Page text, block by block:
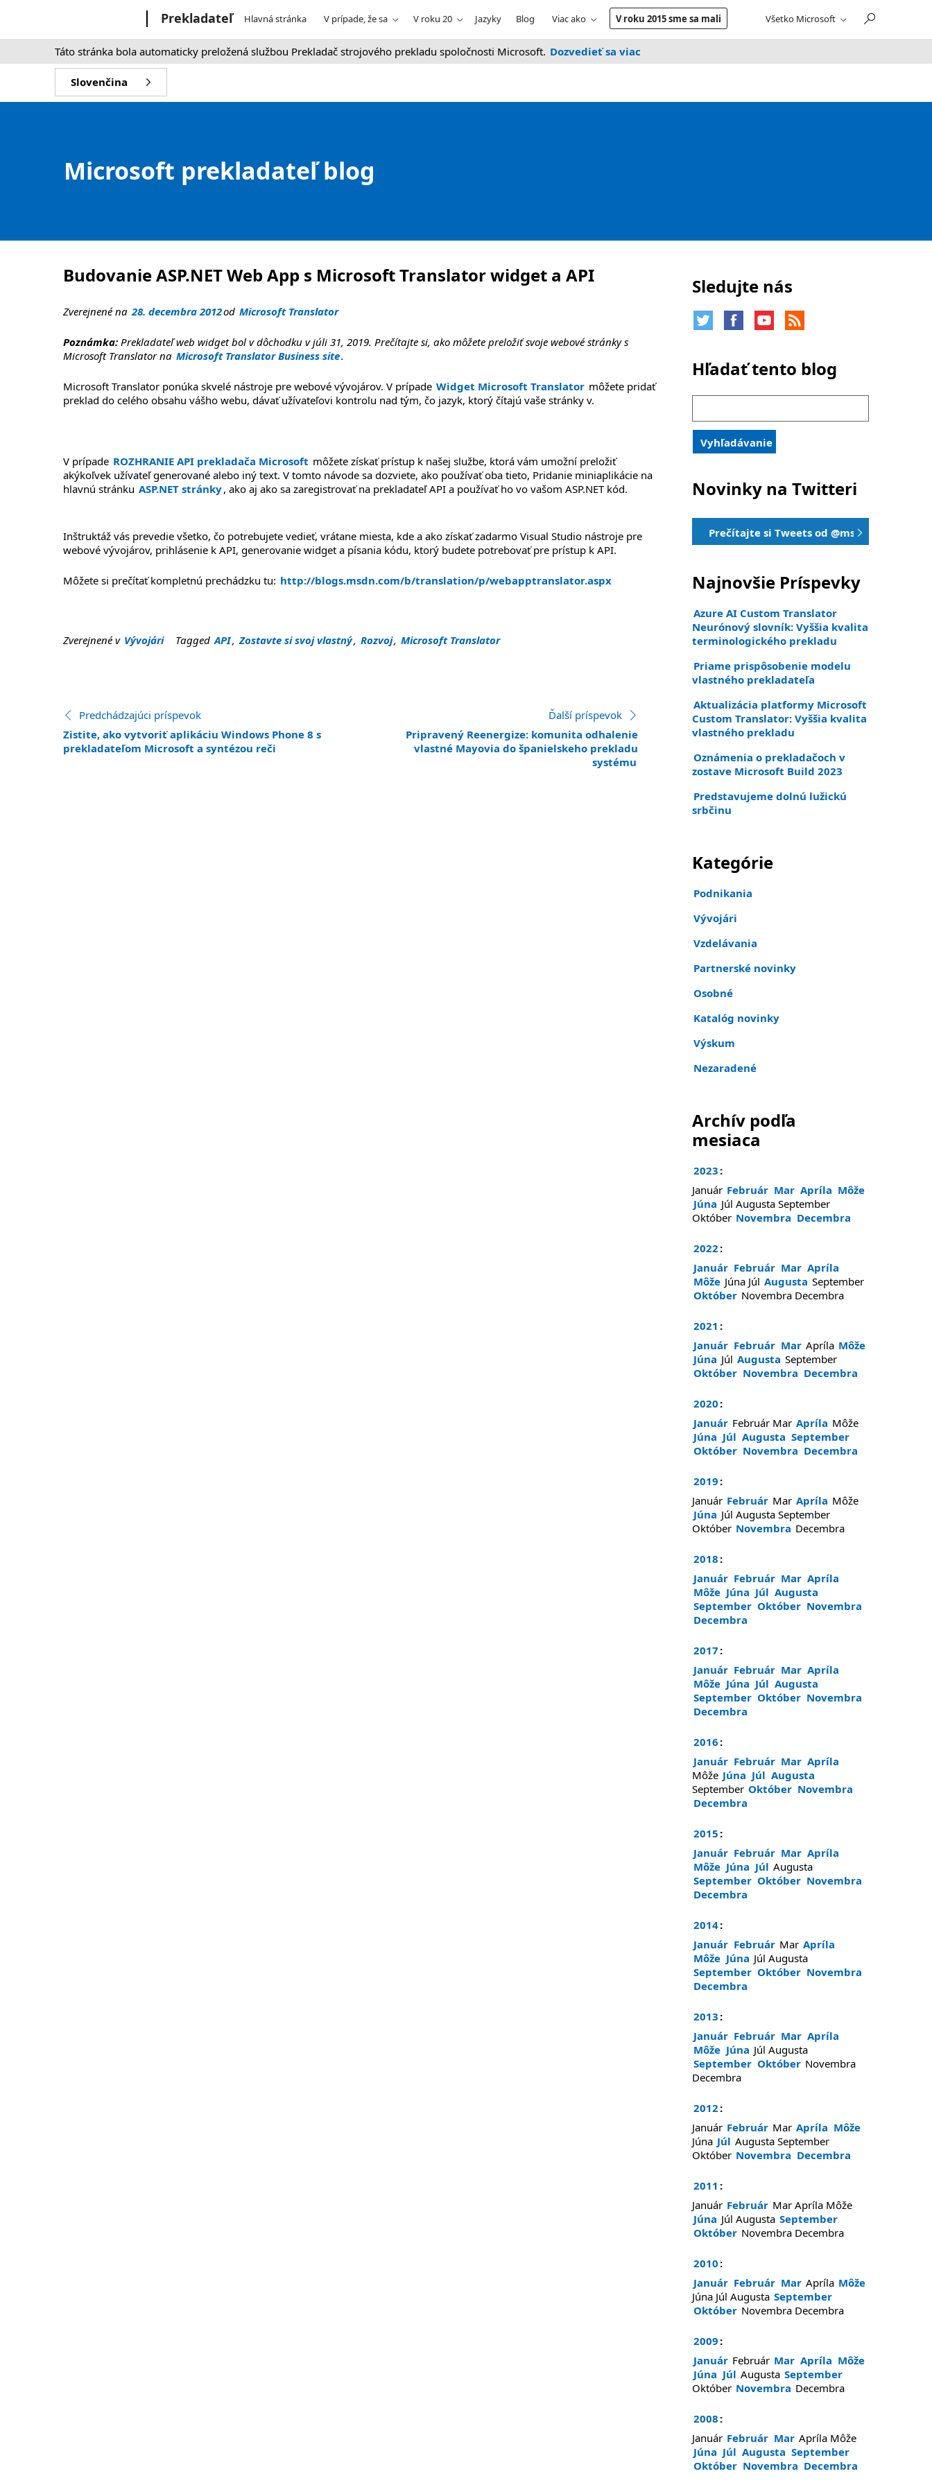
Prekladateľ Hlavná stránka V prípade, že sa V roku 20 Jazyky Blog Viac ako V roku 2015 sme sa mali Všetko Microsoft
Táto stránka bola automaticky preložená službou Prekladač strojového prekladu spoločnosti Microsoft. Dozvedieť sa viac
Slovenčina
Microsoft prekladateľ blog
Budovanie ASP.NET Web App s Microsoft Translator widget a API
Zverejnené na 28. decembra 2012od Microsoft Translator
Poznámka:Prekladateľ web widget bol v dôchodku v júli 31, 2019. Prečítajte si, ako môžete preložiť svoje webové stránky s
Microsoft Translator na Microsoft Translator Business site.
Microsoft Translator ponúka skvelé nástroje pre webové vývojárov. V prípade Widget Microsoft Translator môžete pridať
preklad do celého obsahu vášho webu, dávať užívateľovi kontrolu nad tým, čo jazyk, ktorý čítajú vaše stránky v.
V prípade ROZHRANIE API prekladača Microsoft môžete získať prístup k našej službe, ktorá vám umožní preložiť
akýkoľvek užívateľ generované alebo iný text. V tomto návode sa dozviete, ako používať oba tieto, Pridanie miniaplikácie na
hlavnú stránku ASP.NET stránky, ako aj ako sa zaregistrovať na prekladateľ API a používať ho vo vašom ASP.NET kód.
Inštruktáž vás prevedie všetko, čo potrebujete vedieť, vrátane miesta, kde a ako získať zadarmo Visual Studio nástroje pre
webové vývojárov, prihlásenie k API, generovanie widget a písania kódu, ktorý budete potrebovať pre prístup k API.
Môžete si prečítať kompletnú prechádzku tu: http://blogs.msdn.com/b/translation/p/webapptranslator.aspx
Zverejnené v Vývojári Tagged API, Zostavte si svoj vlastný, Rozvoj, Microsoft Translator
Predchádzajúci príspevok
Zistite, ako vytvoriť aplikáciu Windows Phone 8 s
prekladateľom Microsoft a syntézou reči
Ďalší príspevok
Pripravený Reenergize: komunita odhalenie
vlastné Mayovia do španielskeho prekladu
systému
Sledujte nás
Hľadať tento blog
Vyhľadávanie
Novinky na Twitteri
Prečítajte si Tweets od @mstranslator
Najnovšie Príspevky
Azure AI Custom Translator
Neurónový slovník: Vyššia kvalita
terminologického prekladu
Priame prispôsobenie modelu
vlastného prekladateľa
Aktualizácia platformy Microsoft
Custom Translator: Vyššia kvalita
vlastného prekladu
Oznámenia o prekladačoch v
zostave Microsoft Build 2023
Predstavujeme dolnú lužickú
srbčinu
Kategórie
Podnikania
Vývojári
Vzdelávania
Partnerské novinky
Osobné
Katalóg novinky
Výskum
Nezaradené
Archív podľa
mesiaca
2023 :
Január Február Mar Apríla Môže
Júna Júl Augusta September
Október Novembra Decembra
2022 :
Január Február Mar Apríla
Môže Júna Júl Augusta September
Október Novembra Decembra
2021 :
Január Február Mar Apríla Môže
Júna Júl Augusta September
Október Novembra Decembra
2020 :
Január Február Mar Apríla Môže
Júna Júl Augusta September
Október Novembra Decembra
2019 :
Január Február Mar Apríla Môže
Júna Júl Augusta September
Október Novembra Decembra
2018 :
Január Február Mar Apríla
Môže Júna Júl Augusta
September Október Novembra
Decembra
2017 :
Január Február Mar Apríla
Môže Júna Júl Augusta
September Október Novembra
Decembra
2016 :
Január Február Mar Apríla
Môže Júna Júl Augusta
September Október Novembra
Decembra
2015 :
Január Február Mar Apríla
Môže Júna Júl Augusta
September Október Novembra
Decembra
2014:
Január Február Mar Apríla
Môže Júna Júl Augusta
September Október Novembra
Decembra
2013 :
Január Február Mar Apríla
Môže Júna Júl Augusta
September Október Novembra
Decembra
2012 :
Január Február Mar Apríla Môže
Júna Júl Augusta September
Október Novembra Decembra
2011 :
Január Február Mar Apríla Môže
Júna Júl Augusta September
Október Novembra Decembra
2010 :
Január Február Mar Apríla Môže
Júna Júl Augusta September
Október Novembra Decembra
2009 :
Január Február Mar Apríla Môže
Júna Júl Augusta September
Október Novembra Decembra
2008 :
Január Február Mar Apríla Môže
Júna Júl Augusta September
Október Novembra Decembra